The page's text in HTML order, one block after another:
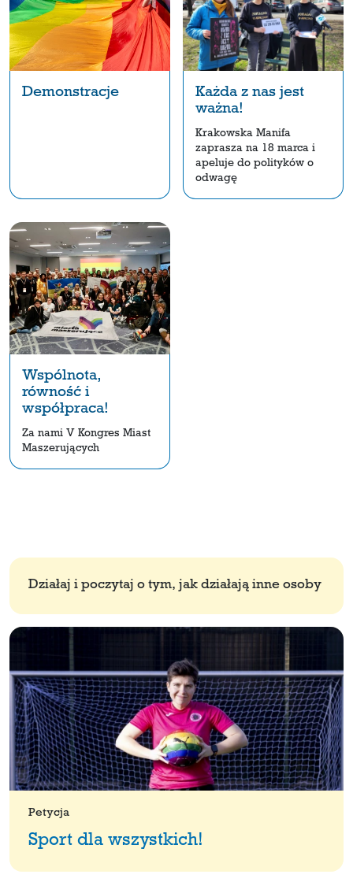
Demonstracje
Każda z nas jest
ważna!
Krakowska Manifa
zaprasza na 18 marca i
apeluje do polityków o
odwagę
Wspólnota,
równość i
współpraca!
Za nami V Kongres Miast
Maszerujących
Działaj i poczytaj o tym, jak działają inne osoby
Petycja
Sport dla wszystkich!